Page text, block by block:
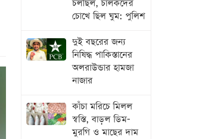
চলছিল, চালকদের
চোখে ছিল ঘুম: পুলিশ
দুই বছরের জন্য
নিষিদ্ধ পাকিস্তানের
অলরাউন্ডার হামজা
নাজার
কাঁচা মরিচে মিলল
স্বস্তি, বাড়ল ডিম-
মুরগি ও মাছের দাম